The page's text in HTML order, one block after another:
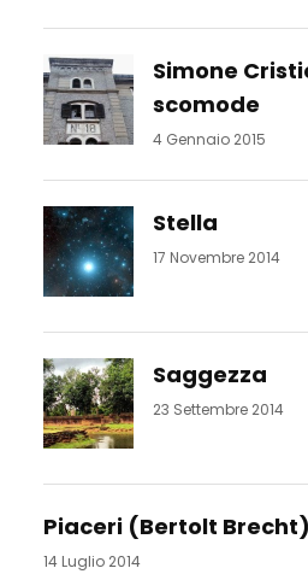
Simone
scomode
4 Gennaio 2015
Stella
17 Novembre 2014
Saggezza
23 Settembre 2014
Piaceri (Bertolt Brecht)
14 Luglio 2014